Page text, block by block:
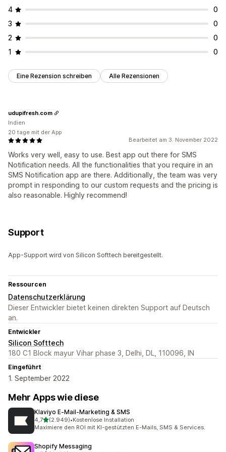
4
0
3
0
2
0
1
0
Eine Rezension schreiben Alle Rezensionen
Bearbeitet am 3. November 2022
Works very well, easy to use. Best app out there for SMS
Notification needs. All the functionalities that you require in an
SMS Notification app are there. Additionally, the team was very
prompt in responding to our custom requests and the pricing is
also reasonable. Highly recommend!
udupifresh.com
Indien
20 tage mit der App
Support
App-Support wird von Silicon Softtech bereitgestellt.
Ressourcen
Datenschutzerklärung
Dieser Entwickler bietet keinen direkten Support auf Deutsch
an.
Entwickler
Silicon Softtech
180 C1 Block mayur Vihar phase 3, Delhi, DL, 110096, IN
Eingeführt
1. September 2022
Mehr Apps wie diese
Klaviyo E‑Mail‑Marketing & SMS
4,7von 5 Sternen
(2.949)
2949 Rezensionen insgesamt
•Kostenlose Installation
Maximiere den ROI mit KI-gestützten E-Mails, SMS & Services.
Shopify Messaging